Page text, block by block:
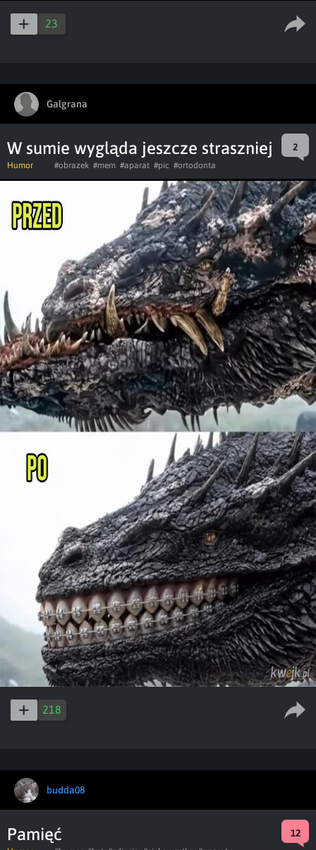
23
Galgrana
W sumie wygląda jeszcze straszniej 2
Humor #obrazek #mem #aparat #pic #ortodonta
218
budda08
Pamięć 12